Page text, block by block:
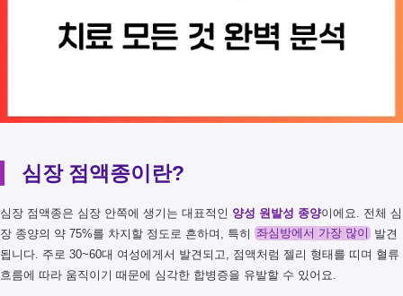
심장 점액종이란?
심장 점액종은 심장 안쪽에 생기는 대표적인 양성 원발성 종양이에요. 전체 심
장 종양의 약 75%를 차지할 정도로 흔하며, 특히 좌심방에서 가장 많이 발견
됩니다. 주로 30~60대 여성에게서 발견되고, 점액처럼 젤리 형태를 띠며 혈류
흐름에 따라 움직이기 때문에 심각한 합병증을 유발할 수 있어요.